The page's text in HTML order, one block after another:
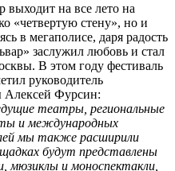
выходит на все лето на
«четвертую стену», но и
в мегаполисе, даря радость
заслужил любовь и стал
В этом году фестиваль
руководитель
Алексей Фурсин:
театры, региональные
и международных
мы также расширили
будут представлены
мюзиклы и моноспектакли,